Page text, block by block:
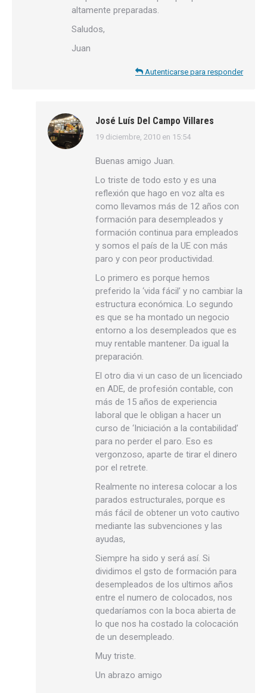
altamente preparadas.
Saludos,
Juan
Autenticarse para responder
José Luís Del Campo Villares
dice:
19 diciembre, 2010 en 15:54
Buenas amigo Juan.
Lo triste de todo esto y es una
reflexión que hago en voz alta es
como llevamos más de 12 años con
formación para desempleados y
formación continua para empleados
y somos el país de la UE con más
paro y con peor productividad.
Lo primero es porque hemos
preferido la ‘vida fácil’ y no cambiar la
estructura económica. Lo segundo
es que se ha montado un negocio
entorno a los desempleados que es
muy rentable mantener. Da igual la
preparación.
El otro dia vi un caso de un licenciado
en ADE, de profesión contable, con
más de 15 años de experiencia
laboral que le obligan a hacer un
curso de ‘Iniciación a la contabilidad’
para no perder el paro. Eso es
vergonzoso, aparte de tirar el dinero
por el retrete.
Realmente no interesa colocar a los
parados estructurales, porque es
más fácil de obtener un voto cautivo
mediante las subvenciones y las
ayudas,
Siempre ha sido y será así. Si
dividimos el gsto de formación para
desempleados de los ultimos años
entre el numero de colocados, nos
quedaríamos con la boca abierta de
lo que nos ha costado la colocación
de un desempleado.
Muy triste.
Un abrazo amigo